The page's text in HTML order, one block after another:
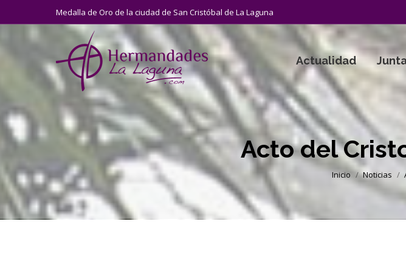
Medalla de Oro de la ciudad de San Cristóbal de La Laguna
Actualidad
Acto del
Estás aquí:
Inicio Noticias